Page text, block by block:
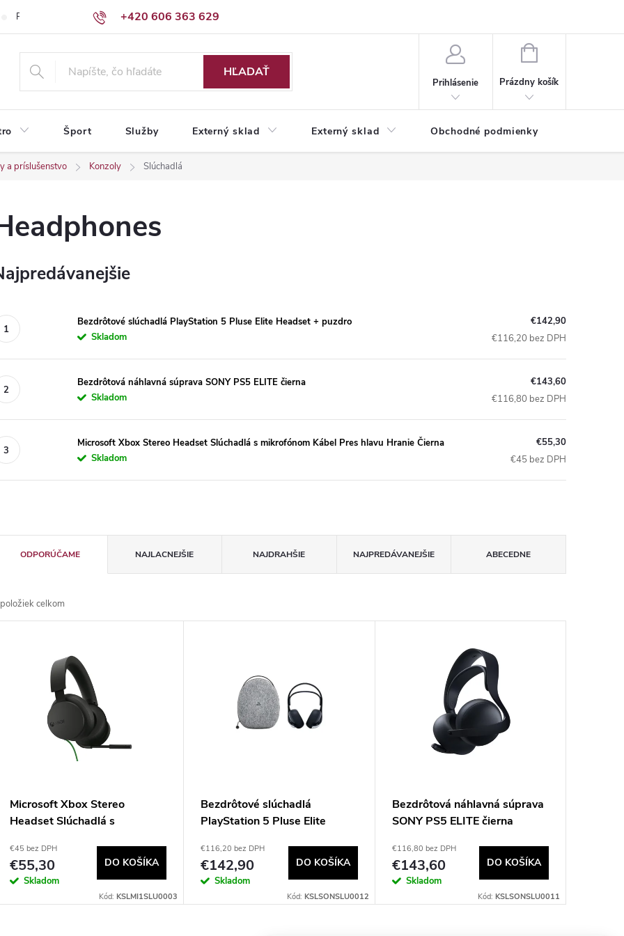
+420 606 363 629
Podmienky ochrany osobných údajov
HĽADAŤ
Prihlásenie
NÁKUPNÝ
Prázdny košík
Šport Služby Externý sklad Externý sklad Obchodné podmienky
a príslušenstvo Konzoly Slúchadlá
Bezdrôtové slúchadlá PlayStation 5 Pluse Elite Headset + puzdro
Skladom
€142,90
€116,20 bez DPH
Bezdrôtová náhlavná súprava SONY PS5 ELITE čierna
Skladom
€143,60
€116,80 bez DPH
Microsoft Xbox Stereo Headset Slúchadlá s mikrofónom Kábel Pres hlavu Hranie Čierna
Skladom
€55,30
€45 bez DPH
ODPORÚČAME NAJLACNEJŠIE NAJDRAHŠIE NAJPREDÁVANEJŠIE ABECEDNE
položiek celkom
Microsoft Xbox Stereo
Headset Slúchadlá s
Hranie Čierna
€45 bez DPH
€55,30
Skladom
DO KOŠÍKA
Kód:KSLMI1SLU0003
Bezdrôtové slúchadlá
PlayStation 5 Pluse Elite
€116,20 bez DPH
€142,90
Skladom
DO KOŠÍKA
Kód: KSLSONSLU0012
Bezdrôtová náhlavná súprava
SONY PS5 ELITE čierna
€116,80 bez DPH
€143,60
Skladom
DO KOŠÍKA
Kód: KSLSONSLU0011